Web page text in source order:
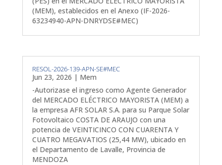
(MEM), establecidos en el Anexo (IF-2026-
63234940-APN-DNRYDSE#MEC)
RESOL-2026-139-APN-SE#MEC
Jun 23, 2026 | Mem
-Autorizase el ingreso como Agente Generador
del MERCADO ELÉCTRICO MAYORISTA (MEM) a
la empresa AFR SOLAR S.A. para su Parque Solar
Fotovoltaico COSTA DE ARAUJO con una
potencia de VEINTICINCO CON CUARENTA Y
CUATRO MEGAVATIOS (25,44 MW), ubicado en
el Departamento de Lavalle, Provincia de
MENDOZA